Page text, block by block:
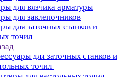
для вязчика арматуры
для заклепочников
для заточных станков и
точил
для заточных станков и
точил